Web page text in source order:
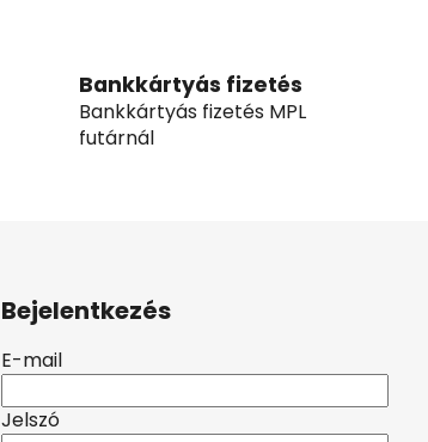
Bankkártyás fizetés
Bankkártyás fizetés MPL
futárnál
Bejelentkezés
E-mail
Jelszó